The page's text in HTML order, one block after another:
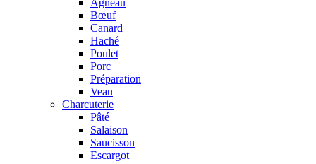
Agneau
Bœuf
Canard
Haché
Poulet
Porc
Préparation
Veau
Charcuterie
Pâté
Salaison
Saucisson
Escargot